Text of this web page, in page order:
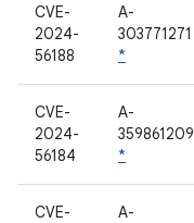
CVE-
2024-
56188
A-
303771271
*
CVE-
2024-
56184
A-
359861209
*
CVE-
A-